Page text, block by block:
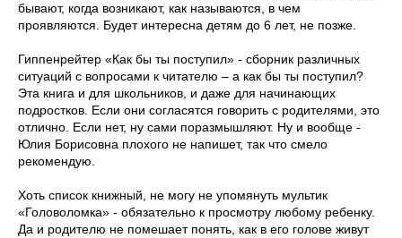
бывают, когда возникают, как называются, в чем
проявляются. Будет интересна детям до 6 лет, не позже.
Гиппенрейтер «Как бы ты поступил» - сборник различных
ситуаций с вопросами к читателю – а как бы ты поступил?
Эта книга и для школьников, и даже для начинающих
подростков. Если они согласятся говорить с родителями, это
отлично. Если нет, ну сами поразмышляют. Ну и вообще -
Юлия Борисовна плохого не напишет, так что смело
рекомендую.
Хоть список книжный, не могу не упомянуть мультик
«Головоломка» - обязательно к просмотру любому ребенку.
Да и родителю не помешает понять, как в его голове живут